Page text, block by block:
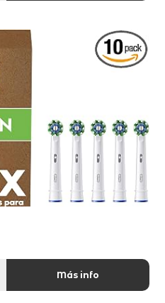
Más info